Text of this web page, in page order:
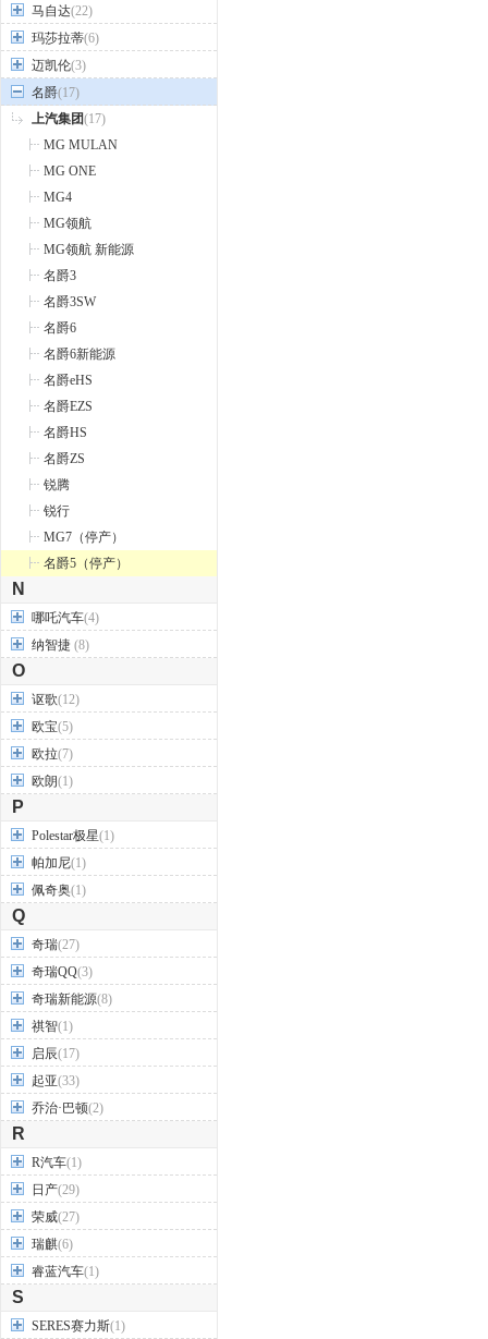
马自达(22)
玛莎拉蒂(6)
迈凯伦(3)
名爵(17)
上汽集团(17)
MG MULAN
MG ONE
MG4
MG领航
MG领航 新能源
名爵3
名爵3SW
名爵6
名爵6新能源
名爵eHS
名爵EZS
名爵HS
名爵ZS
锐腾
锐行
MG7（停产）
名爵5（停产）
N
哪吒汽车(4)
纳智捷 (8)
O
讴歌(12)
欧宝(5)
欧拉(7)
欧朗(1)
P
Polestar极星(1)
帕加尼(1)
佩奇奥(1)
Q
奇瑞(27)
奇瑞QQ(3)
奇瑞新能源(8)
祺智(1)
启辰(17)
起亚(33)
乔治·巴顿(2)
R
R汽车(1)
日产(29)
荣威(27)
瑞麒(6)
睿蓝汽车(1)
S
SERES赛力斯(1)